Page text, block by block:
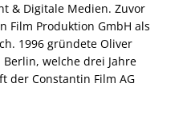
& Digitale Medien. Zuvor
Film Produktion GmbH als
1996 gründete Oliver
Berlin, welche drei Jahre
der Constantin Film AG